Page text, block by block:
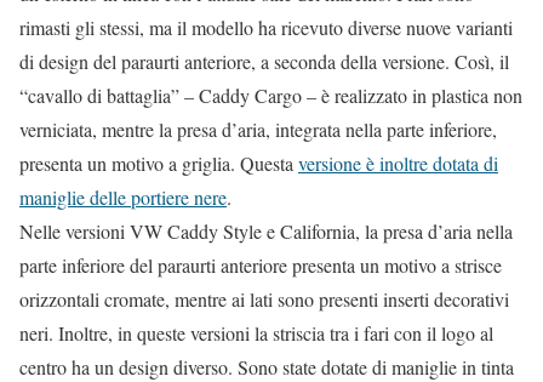
rimasti gli stessi, ma il modello ha ricevuto diverse nuove varianti
di design del paraurti anteriore, a seconda della versione. Così, il
“cavallo di battaglia” – Caddy Cargo – è realizzato in plastica non
verniciata, mentre la presa d’aria, integrata nella parte inferiore,
presenta un motivo a griglia. Questa versione è inoltre dotata di
maniglie delle portiere nere.
Nelle versioni VW Caddy Style e California, la presa d’aria nella
parte inferiore del paraurti anteriore presenta un motivo a strisce
orizzontali cromate, mentre ai lati sono presenti inserti decorativi
neri. Inoltre, in queste versioni la striscia tra i fari con il logo al
centro ha un design diverso. Sono state dotate di maniglie in tinta